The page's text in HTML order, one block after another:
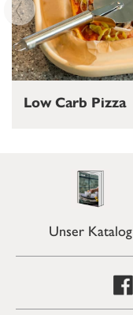
Low Carb Pizza
Unser Katalog